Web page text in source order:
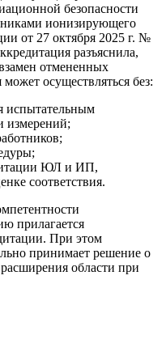
безопасности
ионизирующего
от 27 октября 2025 г. №
разъяснила,
отмененных
осуществляться без:
испытательным
измерений;
ЮЛ и ИП,
соответствия.
прилагается
При этом
принимает решение о
области при